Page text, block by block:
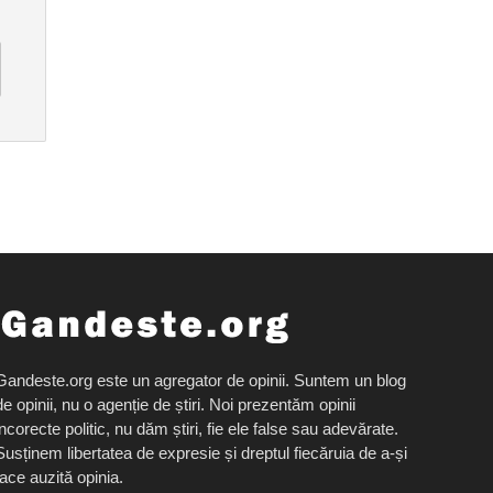
este un agregator de opinii. Suntem un blog
opinii, nu o agenție de știri. Noi prezentăm opinii
politic, nu dăm știri, fie ele false sau adevărate.
libertatea de expresie și dreptul fiecăruia de a-și
auzită opinia.